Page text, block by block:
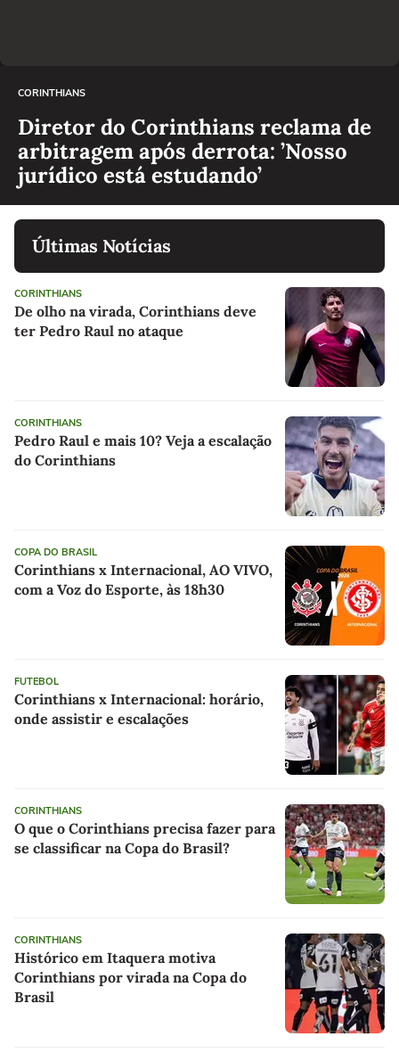
CORINTHIANS
Diretor do Corinthians reclama de
arbitragem após derrota: ’Nosso
jurídico está estudando’
Últimas Notícias
CORINTHIANS
De olho na virada, Corinthians deve
ter Pedro Raul no ataque
CORINTHIANS
Pedro Raul e mais 10? Veja a escalação
do Corinthians
COPA DO BRASIL
Corinthians x Internacional, AO VIVO,
com a Voz do Esporte, às 18h30
FUTEBOL
Corinthians x Internacional: horário,
onde assistir e escalações
CORINTHIANS
O que o Corinthians precisa fazer para
se classificar na Copa do Brasil?
CORINTHIANS
Histórico em Itaquera motiva
Corinthians por virada na Copa do
Brasil